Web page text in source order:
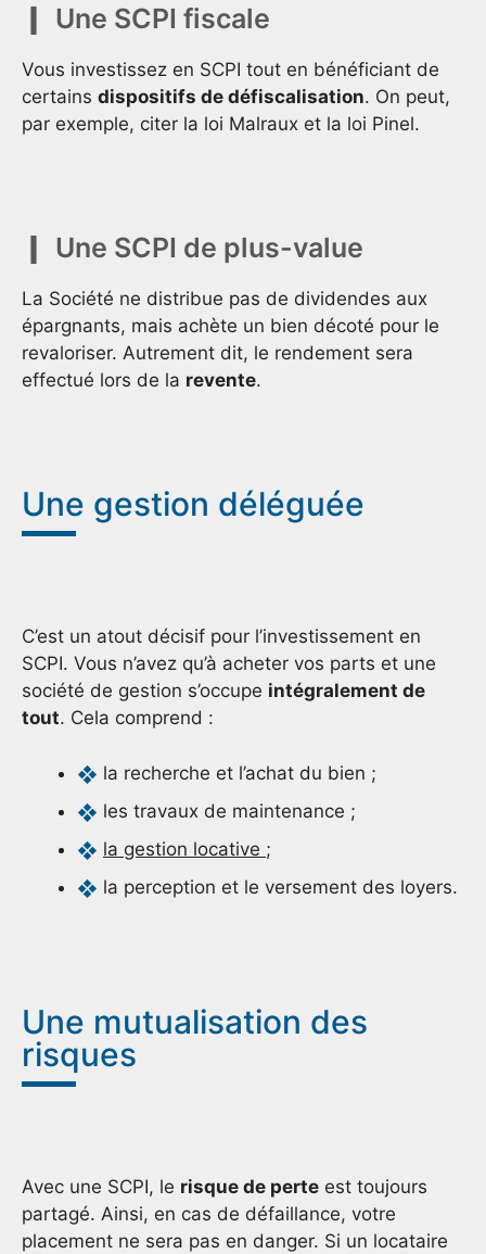
Une SCPI fiscale
Vous investissez en SCPI tout en bénéficiant de
certains dispositifs de défiscalisation. On peut,
par exemple, citer la loi Malraux et la loi Pinel.
Une SCPI de plus-value
La Société ne distribue pas de dividendes aux
épargnants, mais achète un bien décoté pour le
revaloriser. Autrement dit, le rendement sera
effectué lors de la revente.
Une gestion déléguée
C’est un atout décisif pour l’investissement en
SCPI. Vous n’avez qu’à acheter vos parts et une
société de gestion s’occupe intégralement de
tout. Cela comprend :
la recherche et l’achat du bien ;
les travaux de maintenance ;
la gestion locative ;
la perception et le versement des loyers.
Une mutualisation des
risques
Avec une SCPI, le risque de perte est toujours
partagé. Ainsi, en cas de défaillance, votre
placement ne sera pas en danger. Si un locataire